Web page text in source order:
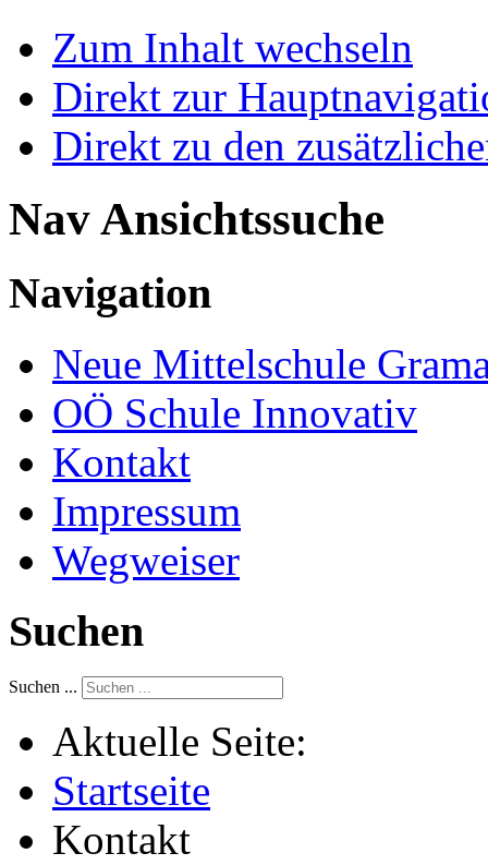
Zum Inhalt wechseln
Direkt zur
Direkt zu den
Nav Ansichtssuche
Navigation
Neue Mittelschule
OÖ Schule Innovativ
Kontakt
Impressum
Wegweiser
Suchen
Suchen ...
Aktuelle Seite:
Startseite
Kontakt